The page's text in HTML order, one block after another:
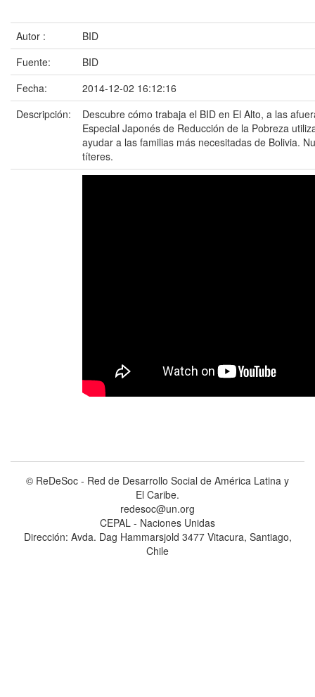
Autor :
BID
Fuente:
BID
Fecha:
2014-12-02 16:12:16
Descripción:
Descubre cómo trabaja el BID en El Alto, a las
Especial Japonés de Reducción de la Pobreza
ayudar a las familias más necesitadas de Bolivia.
títeres.
© ReDeSoc - Red de Desarrollo Social de América Latina y
El Caribe.
redesoc@un.org
CEPAL - Naciones Unidas
Dirección: Avda. Dag Hammarsjold 3477 Vitacura, Santiago,
Chile